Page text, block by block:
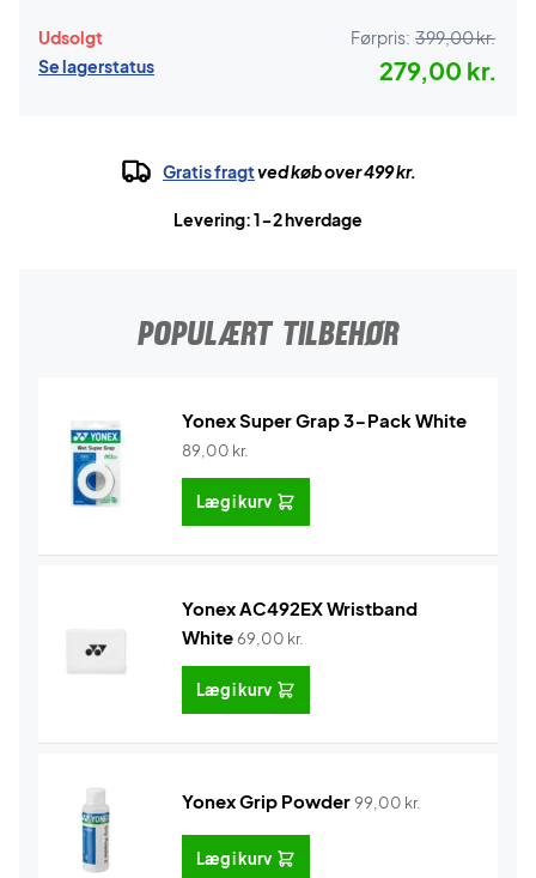
Udsolgt
Se lagerstatus
Førpris: 399,00 kr.
279,00 kr.
Gratis fragtved køb over 499 kr.
Levering: 1-2 hverdage
POPULÆRT TILBEHØR
Yonex Super Grap 3-Pack White
89,00 kr.
Læg i kurv
Yonex AC492EX Wristband
White69,00 kr.
Læg i kurv
Yonex Grip Powder99,00 kr.
Læg i kurv